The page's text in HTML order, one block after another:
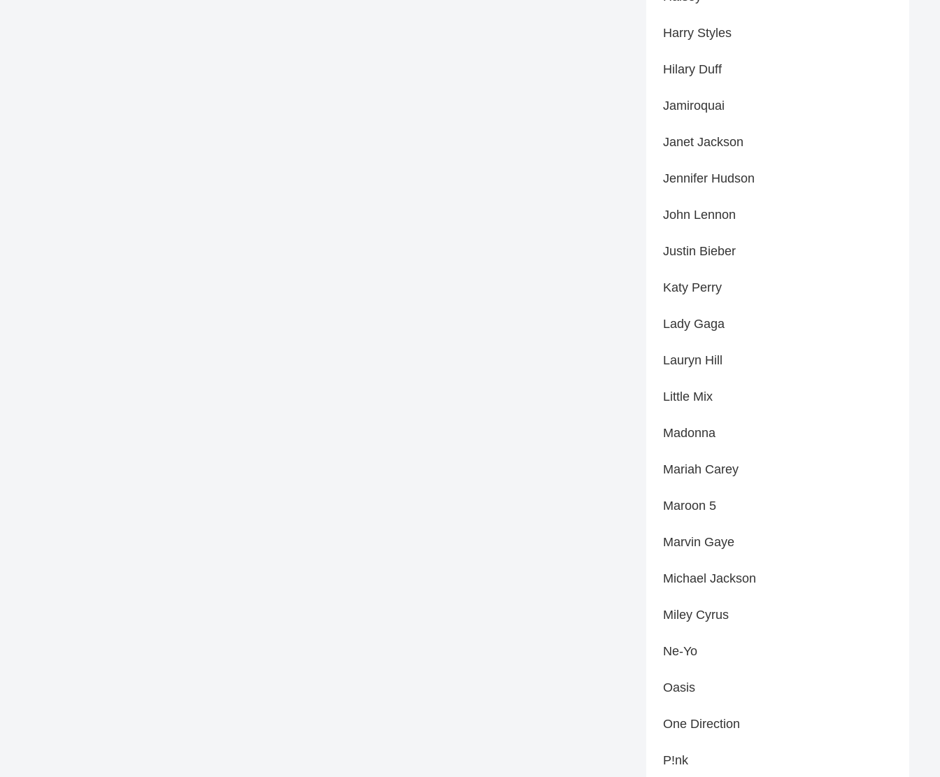
Harry Styles
Hilary Duff
Jamiroquai
Janet Jackson
Jennifer Hudson
John Lennon
Justin Bieber
Katy Perry
Lady Gaga
Lauryn Hill
Little Mix
Madonna
Mariah Carey
Maroon 5
Marvin Gaye
Michael Jackson
Miley Cyrus
Ne-Yo
Oasis
One Direction
P!nk